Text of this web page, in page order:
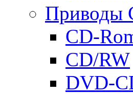
Приводы
CD-
CD/RW
DVD-